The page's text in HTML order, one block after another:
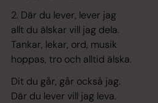
2. Där du lever, lever jag
allt du älskar vill jag dela.
Tankar, lekar, ord, musik
hoppas, tro och alltid älska.
Dit du går, går också jag.
Där du lever vill jag leva.